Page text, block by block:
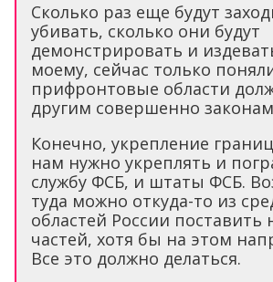
Сколько раз еще будут
убивать, сколько они будут
демонстрировать и
моему, сейчас только
прифронтовые области
другим совершенно
Конечно, укрепление
нам нужно укреплять и
службу ФСБ, и штаты ФСБ.
туда можно откуда-то из
областей России поставить
частей, хотя бы на этом
Все это должно делаться.